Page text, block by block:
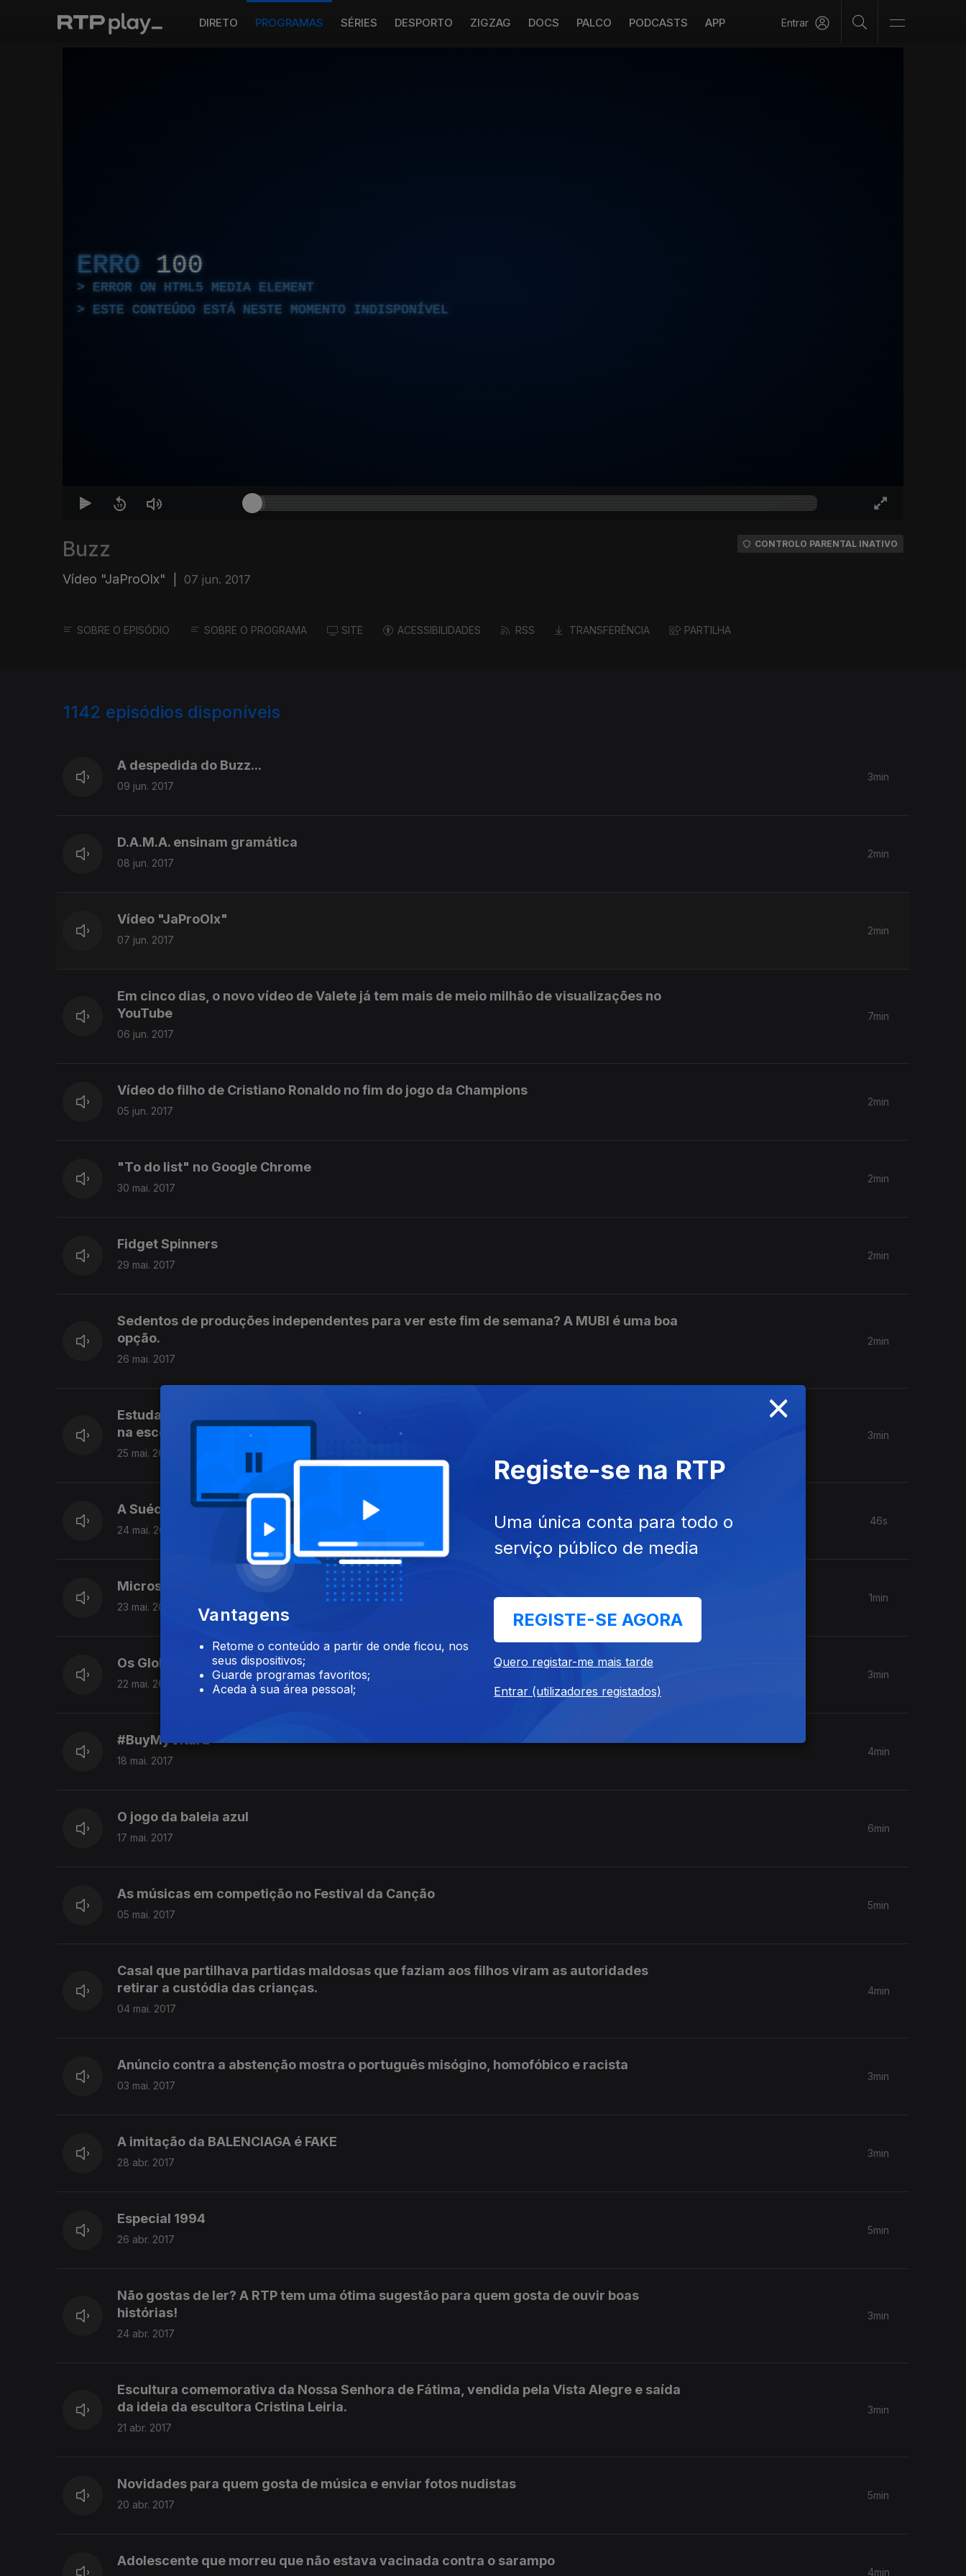
DIRETO PROGRAMAS SÉRIES DESPORTO ZIGZAG DOCS PALCO PODCASTS APP Entrar
ERRO 100
ERROR ON HTML5 MEDIA ELEMENT
ESTE CONTEÚDO ESTÁ NESTE MOMENTO INDISPONÍVEL
Buzz
Vídeo "JaProOlx" 07 jun. 2017
CONTROLO PARENTAL INATIVO
SOBRE O EPISÓDIO SOBRE O PROGRAMA SITE ACESSIBILIDADES RSS TRANSFERÊNCIA PARTILHA
1142 episódios disponíveis
A despedida do Buzz...
09 jun. 2017
3min
D.A.M.A. ensinam gramática
08 jun. 2017
2min
Vídeo "JaProOlx"
07 jun. 2017
2min
Em cinco dias, o novo vídeo de Valete já tem mais de meio milhão de visualizações no
YouTube
06 jun. 2017
7min
Vídeo do filho de Cristiano Ronaldo no fim do jogo da Champions
05 jun. 2017
2min
"To do list" no Google Chrome
30 mai. 2017
2min
Fidget Spinners
29 mai. 2017
2min
Sedentos de produções independentes para ver este fim de semana? A MUBI é uma boa
opção.
26 mai. 2017
2min
Estudantes portugueses protestam depois de colegas lésbicas terem sido repreendidas
na escola
25 mai. 2017
3min
A Suécia tem o país à disposição no Airbnb.
24 mai. 2017
46s
Microsoft cria relógio que ajuda doentes de Parkinson a escrever
23 mai. 2017
1min
Os Globos de Ouro
22 mai. 2017
3min
#BuyMyVitara
18 mai. 2017
4min
O jogo da baleia azul
17 mai. 2017
6min
As músicas em competição no Festival da Canção
05 mai. 2017
5min
Casal que partilhava partidas maldosas que faziam aos filhos viram as autoridades
retirar a custódia das crianças.
04 mai. 2017
4min
Anúncio contra a abstenção mostra o português misógino, homofóbico e racista
03 mai. 2017
3min
A imitação da BALENCIAGA é FAKE
28 abr. 2017
3min
Especial 1994
26 abr. 2017
5min
Não gostas de ler? A RTP tem uma ótima sugestão para quem gosta de ouvir boas
histórias!
24 abr. 2017
3min
Escultura comemorativa da Nossa Senhora de Fátima, vendida pela Vista Alegre e saída
da ideia da escultora Cristina Leiria.
21 abr. 2017
3min
Novidades para quem gosta de música e enviar fotos nudistas
20 abr. 2017
5min
Adolescente que morreu que não estava vacinada contra o sarampo
4min
×
Vantagens
Retome o conteúdo a partir de onde ficou, nos
seus dispositivos;
Guarde programas favoritos;
Aceda à sua área pessoal;
Registe-se na RTP
Uma única conta para todo o
serviço público de media
REGISTE-SE AGORA
Quero registar-me mais tarde
Entrar (utilizadores registados)